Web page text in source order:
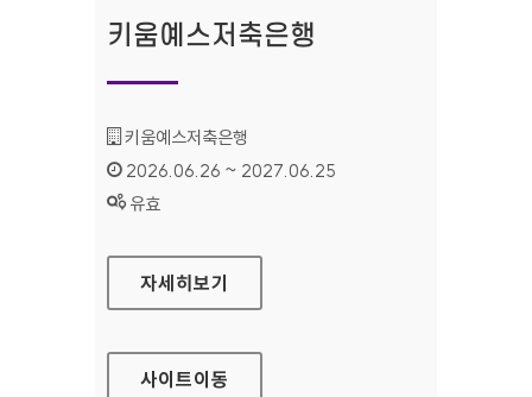
키움예스저축은행
기관명 :
키움예스저축은행
인증기간 :
2026.06.26 ~ 2027.06.25
상태 :
유효
키움예스저축은행
자세히보기
사이트이동